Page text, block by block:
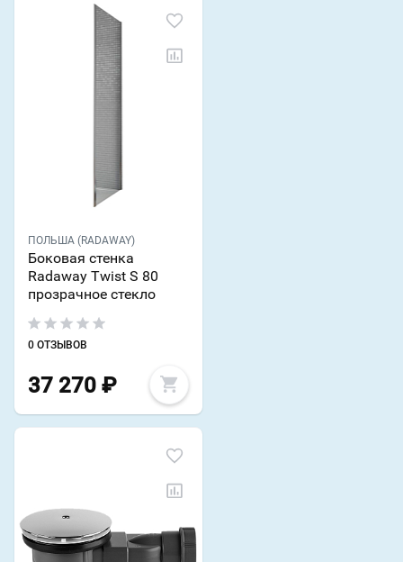
ПОЛЬША (RADAWAY)
Боковая стенка
Radaway Twist S 80
прозрачное стекло
0 ОТЗЫВОВ
37 270 ₽